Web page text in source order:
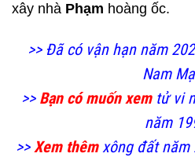
xây nhà Phạm hoàng ốc.
>> Đã có vận hạn năm
Nam
>> Bạn có muốn xemtử vi
năm
>>Xem thêmxông đất năm